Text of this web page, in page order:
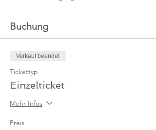
Buchung
Verkauf beendet
Tickettyp
Einzelticket
Mehr Infos
Preis